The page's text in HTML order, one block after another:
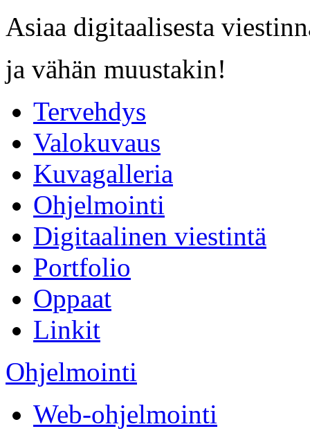
Asiaa digitaalisesta
ja vähän muustakin!
Tervehdys
Valokuvaus
Kuvagalleria
Ohjelmointi
Digitaalinen viestintä
Portfolio
Oppaat
Linkit
Ohjelmointi
Web-ohjelmointi